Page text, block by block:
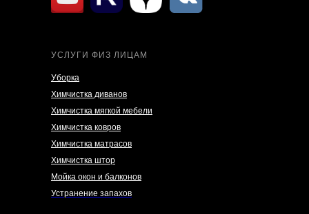
УСЛУГИ ФИЗ ЛИЦАМ
Уборка
Химчистка диванов
Химчистка мягкой мебели
Химчистка ковров
Химчистка матрасов
Химчистка штор
Мойка окон и балконов
Устранение запахов